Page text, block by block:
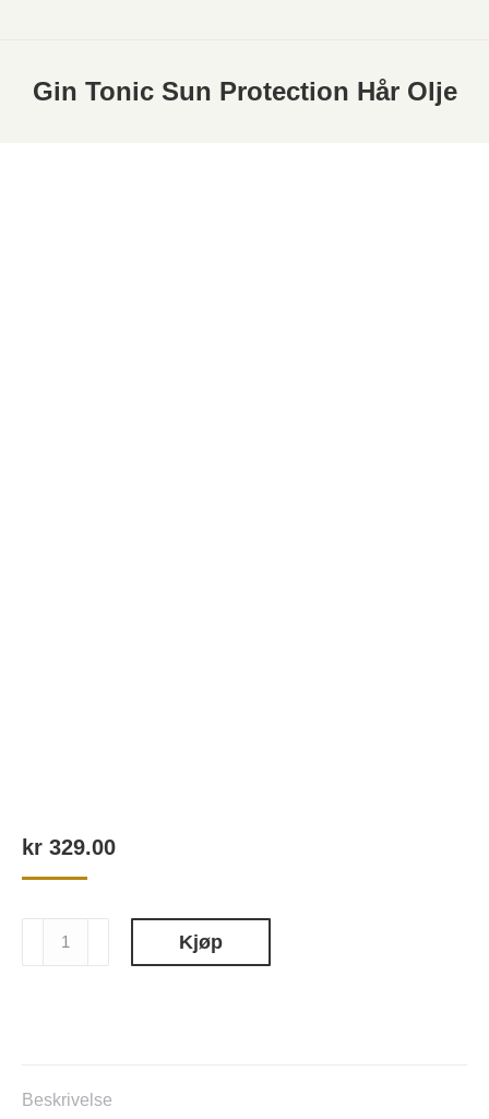
Gin Tonic Sun Protection Hår Olje
kr 329.00
antall
Kjøp
Beskrivelse